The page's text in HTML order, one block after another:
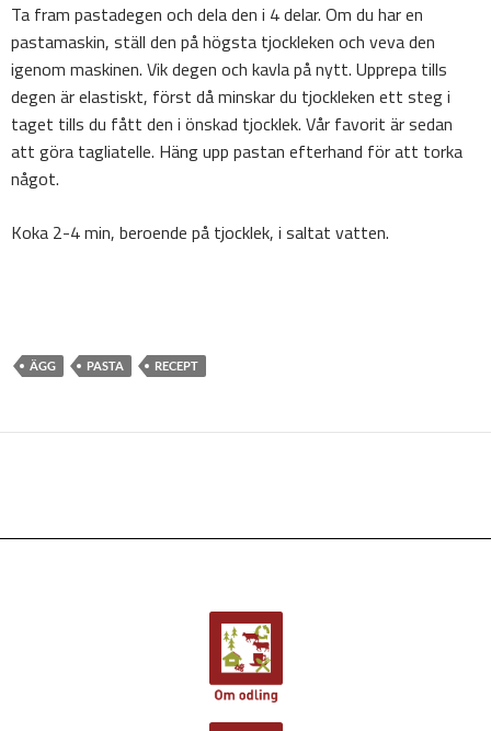
Ta fram pastadegen och dela den i 4 delar. Om du har en
pastamaskin, ställ den på högsta tjockleken och veva den
igenom maskinen. Vik degen och kavla på nytt. Upprepa tills
degen är elastiskt, först då minskar du tjockleken ett steg i
taget tills du fått den i önskad tjocklek. Vår favorit är sedan
att göra tagliatelle. Häng upp pastan efterhand för att torka
något.
Koka 2-4 min, beroende på tjocklek, i saltat vatten.
ÄGG PASTA RECEPT